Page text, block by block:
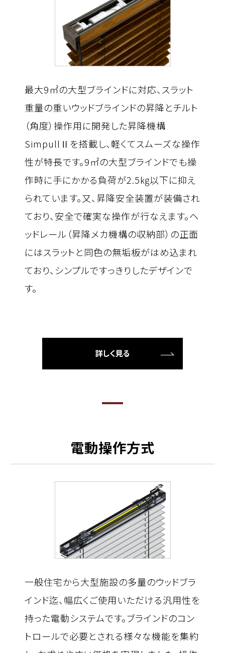
最大9㎡の大型ブラインドに対応、スラット
重量の重いウッドブラインドの昇降とチルト
（角度）操作用に開発した昇降機構
Simpull Ⅱ を搭載し、軽くてスムーズな操作
性が特長です。9㎡の大型ブラインドでも操
作時に手にかかる負荷が2.5㎏以下に抑え
られています。又、昇降安全装置が装備され
ており、安全で確実な操作が行なえます。ヘ
ッドレール（昇降メカ機構の収納部）の正面
にはスラットと同色の無垢板がはめ込まれ
ており、シンプルですっきりしたデザインで
す。
詳しく見る
電動操作方式
一般住宅から大型施設の多量のウッドブラ
インド迄、幅広くご使用いただける汎用性を
持った電動システムです。ブラインドのコン
トロールで必要とされる様々な機能を集約